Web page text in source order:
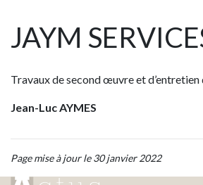
JAYM
Travaux de second œuvre et d’entretien
Jean-Luc AYMES
Page mise à jour le 30 janvier 2022